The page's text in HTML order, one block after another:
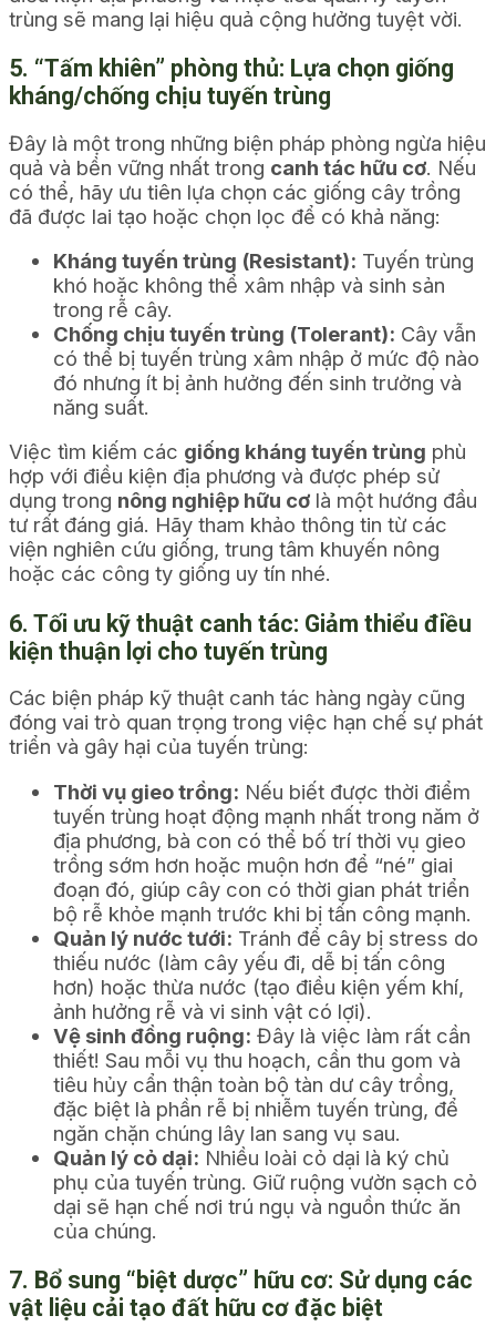
trùng sẽ mang lại hiệu quả cộng hưởng tuyệt vời.
5. “Tấm khiên” phòng thủ: Lựa chọn giống
kháng/chống chịu tuyến trùng
Đây là một trong những biện pháp phòng ngừa hiệu
quả và bền vững nhất trong canh tác hữu cơ. Nếu
có thể, hãy ưu tiên lựa chọn các giống cây trồng
đã được lai tạo hoặc chọn lọc để có khả năng:
Kháng tuyến trùng (Resistant): Tuyến trùng
khó hoặc không thể xâm nhập và sinh sản
trong rễ cây.
Chống chịu tuyến trùng (Tolerant): Cây vẫn
có thể bị tuyến trùng xâm nhập ở mức độ nào
đó nhưng ít bị ảnh hưởng đến sinh trưởng và
năng suất.
Việc tìm kiếm các giống kháng tuyến trùng phù
hợp với điều kiện địa phương và được phép sử
dụng trong nông nghiệp hữu cơ là một hướng đầu
tư rất đáng giá. Hãy tham khảo thông tin từ các
viện nghiên cứu giống, trung tâm khuyến nông
hoặc các công ty giống uy tín nhé.
6. Tối ưu kỹ thuật canh tác: Giảm thiểu điều
kiện thuận lợi cho tuyến trùng
Các biện pháp kỹ thuật canh tác hàng ngày cũng
đóng vai trò quan trọng trong việc hạn chế sự phát
triển và gây hại của tuyến trùng:
Thời vụ gieo trồng: Nếu biết được thời điểm
tuyến trùng hoạt động mạnh nhất trong năm ở
địa phương, bà con có thể bố trí thời vụ gieo
trồng sớm hơn hoặc muộn hơn để “né” giai
đoạn đó, giúp cây con có thời gian phát triển
bộ rễ khỏe mạnh trước khi bị tấn công mạnh.
Quản lý nước tưới: Tránh để cây bị stress do
thiếu nước (làm cây yếu đi, dễ bị tấn công
hơn) hoặc thừa nước (tạo điều kiện yếm khí,
ảnh hưởng rễ và vi sinh vật có lợi).
Vệ sinh đồng ruộng: Đây là việc làm rất cần
thiết! Sau mỗi vụ thu hoạch, cần thu gom và
tiêu hủy cẩn thận toàn bộ tàn dư cây trồng,
đặc biệt là phần rễ bị nhiễm tuyến trùng, để
ngăn chặn chúng lây lan sang vụ sau.
Quản lý cỏ dại: Nhiều loài cỏ dại là ký chủ
phụ của tuyến trùng. Giữ ruộng vườn sạch cỏ
dại sẽ hạn chế nơi trú ngụ và nguồn thức ăn
của chúng.
7. Bổ sung “biệt dược” hữu cơ: Sử dụng các
vật liệu cải tạo đất hữu cơ đặc biệt